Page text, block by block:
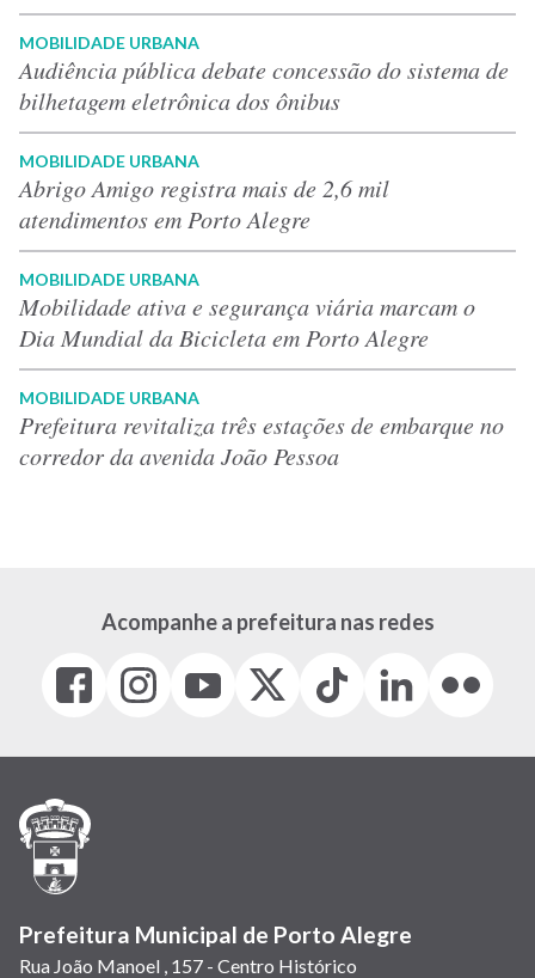
MOBILIDADE URBANA
Audiência pública debate concessão do sistema de
bilhetagem eletrônica dos ônibus
MOBILIDADE URBANA
Abrigo Amigo registra mais de 2,6 mil
atendimentos em Porto Alegre
MOBILIDADE URBANA
Mobilidade ativa e segurança viária marcam o
Dia Mundial da Bicicleta em Porto Alegre
MOBILIDADE URBANA
Prefeitura revitaliza três estações de embarque no
corredor da avenida João Pessoa
Acompanhe a prefeitura nas redes
Facebook
(link
em
janela)
Instagram
(link
em
(link
em
(Antigo
(link
Tiktok
(link
em
LinkedIn
(link
em
(link
em
Prefeitura Municipal de Porto Alegre
Rua João Manoel , 157 - Centro Histórico